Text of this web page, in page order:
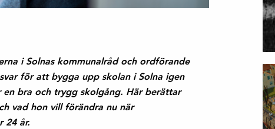
i Solnas kommunalråd och ordförande
för att bygga upp skolan i Solna igen
bra och trygg skolgång. Här berättar
vad hon vill förändra nu när
24 år.